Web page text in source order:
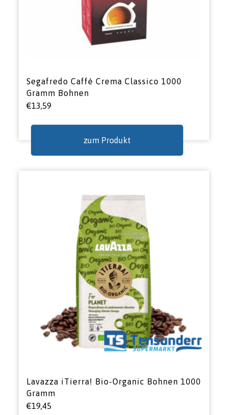
Segafredo Caffè Crema Classico 1000
Gramm Bohnen
€13,59
zum Produkt
Lavazza iTierra! Bio-Organic Bohnen 1000
Gramm
€19,45